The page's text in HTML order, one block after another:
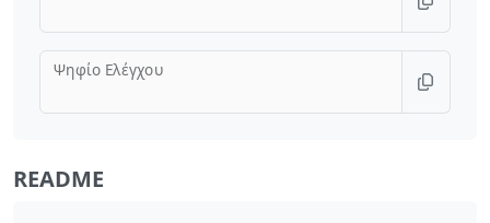
Ψηφίο Ελέγχου
README